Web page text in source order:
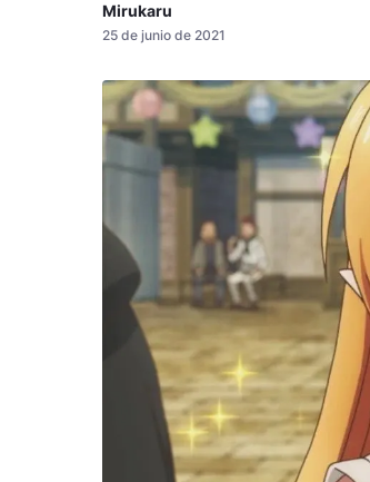
Mirukaru
25 de junio de 2021